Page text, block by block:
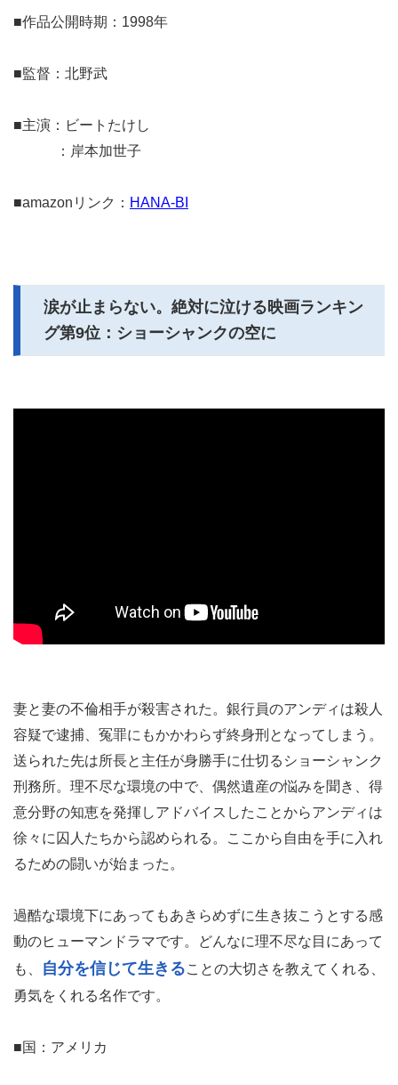
■作品公開時期：1998年
■監督：北野武
■主演：ビートたけし
：岸本加世子
■amazonリンク： HANA-BI
涙が止まらない。絶対に泣ける映画ランキン
グ第9位：ショーシャンクの空に
妻と妻の不倫相手が殺害された。銀行員のアンディは殺人
容疑で逮捕、冤罪にもかかわらず終身刑となってしまう。
送られた先は所長と主任が身勝手に仕切るショーシャンク
刑務所。理不尽な環境の中で、偶然遺産の悩みを聞き、得
意分野の知恵を発揮しアドバイスしたことからアンディは
徐々に囚人たちから認められる。ここから自由を手に入れ
るための闘いが始まった。
過酷な環境下にあってもあきらめずに生き抜こうとする感
動のヒューマンドラマです。どんなに理不尽な目にあって
も、
自分を信じて生きることの大切さを教えてくれる、
勇気をくれる名作です。
■国：アメリカ